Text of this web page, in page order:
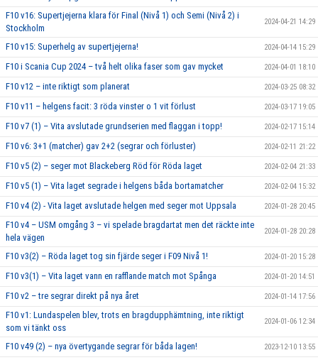
F10 v16: Supertjejerna klara för Final (Nivå 1) och Semi (Nivå 2) i
Stockholm
2024-04-21 14:29
F10 v15: Superhelg av supertjejerna! 2024-04-14 15:29
F10 i Scania Cup 2024 – två helt olika faser som gav mycket 2024-04-01 18:10
F10 v12 – inte riktigt som planerat 2024-03-25 08:32
F10 v11 – helgens facit: 3 röda vinster o 1 vit förlust 2024-03-17 19:05
F10 v7 (1) – Vita avslutade grundserien med flaggan i topp! 2024-02-17 15:14
F10 v6: 3+1 (matcher) gav 2+2 (segrar och förluster) 2024-02-11 21:22
F10 v5 (2) – seger mot Blackeberg Röd för Röda laget 2024-02-04 21:33
F10 v5 (1) – Vita laget segrade i helgens båda bortamatcher 2024-02-04 15:32
F10 v4 (2) - Vita laget avslutade helgen med seger mot Uppsala 2024-01-28 20:45
F10 v4 – USM omgång 3 – vi spelade bragdartat men det räckte inte
hela vägen
2024-01-28 20:28
F10 v3(2) – Röda laget tog sin fjärde seger i F09 Nivå 1! 2024-01-20 15:28
F10 v3(1) – Vita laget vann en rafflande match mot Spånga 2024-01-20 14:51
F10 v2 – tre segrar direkt på nya året 2024-01-14 17:56
F10 v1: Lundaspelen blev, trots en bragdupphämtning, inte riktigt
som vi tänkt oss
2024-01-06 12:34
F10 v49 (2) – nya övertygande segrar för båda lagen! 2023-12-10 13:55